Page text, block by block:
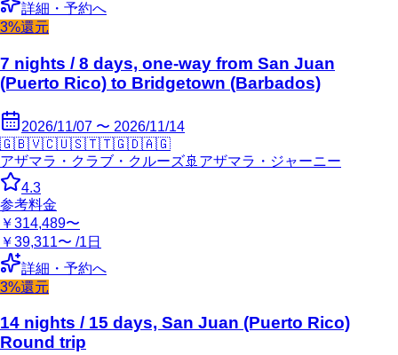
詳細・予約へ
3%還元
7 nights / 8 days, one-way from San Juan
(Puerto Rico) to Bridgetown (Barbados)
2026/11/07 〜 2026/11/14
🇬🇧🇻🇨🇺🇸🇹🇹🇬🇩🇦🇬
アザマラ・クラブ・クルーズ🚢 アザマラ・ジャーニー
4.3
参考料金
￥314,489〜
￥39,311〜 /1日
詳細・予約へ
3%還元
14 nights / 15 days, San Juan (Puerto Rico)
Round trip